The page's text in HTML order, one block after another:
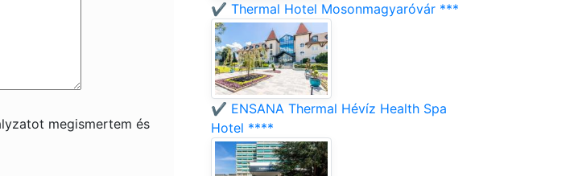
megismertem és
✔️ Thermal Hotel Mosonmagyaróvár ***
✔️ ENSANA Thermal Hévíz Health Spa
Hotel ****